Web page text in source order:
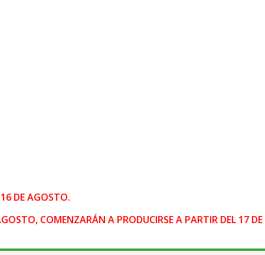
DE AGOSTO.
COMENZARÁN A PRODUCIRSE A PARTIR DEL 17